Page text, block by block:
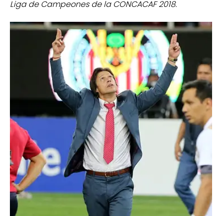
Liga de Campeones de la CONCACAF 2018.